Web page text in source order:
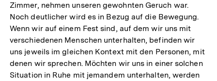
Zimmer, nehmen unseren gewohnten Geruch war.
Noch deutlicher wird es in Bezug auf die Bewegung.
Wenn wir auf einem Fest sind, auf dem wir uns mit
verschiedenen Menschen unterhalten, befinden wir
uns jeweils im gleichen Kontext mit den Personen, mit
denen wir sprechen. Möchten wir uns in einer solchen
Situation in Ruhe mit jemandem unterhalten, werden